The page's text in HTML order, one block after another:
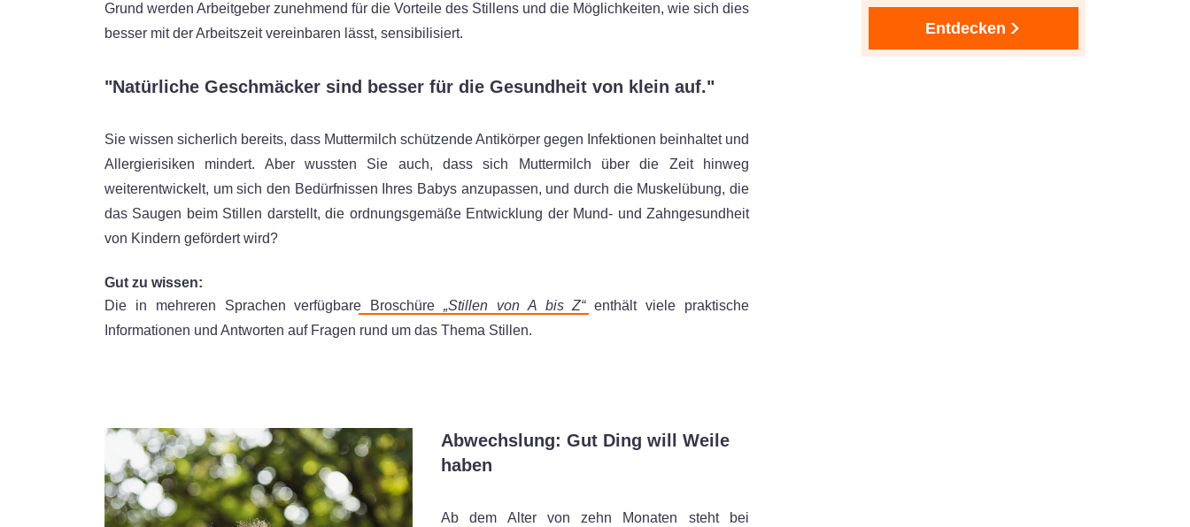
Entdecken
Grund werden Arbeitgeber zunehmend für die Vorteile des Stillens und die Möglichkeiten, wie sich dies
besser mit der Arbeitszeit vereinbaren lässt, sensibilisiert.
"Natürliche Geschmäcker sind besser für die Gesundheit von klein auf."
Sie wissen sicherlich bereits, dass Muttermilch schützende Antikörper gegen Infektionen beinhaltet und
Allergierisiken mindert. Aber wussten Sie auch, dass sich Muttermilch über die Zeit hinweg
weiterentwickelt, um sich den Bedürfnissen Ihres Babys anzupassen, und durch die Muskelübung, die
das Saugen beim Stillen darstellt, die ordnungsgemäße Entwicklung der Mund- und Zahngesundheit
von Kindern gefördert wird?
Gut zu wissen:
Die in mehreren Sprachen verfügbare Broschüre„Stillen von A bis Z“enthält viele praktische
Informationen und Antworten auf Fragen rund um das Thema Stillen.
Abwechslung: Gut Ding will Weile
haben
Ab dem Alter von zehn Monaten steht bei